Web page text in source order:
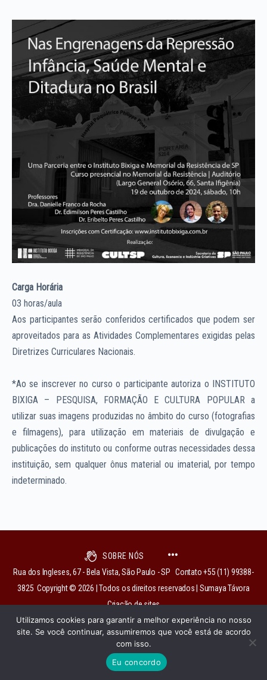
Carga Horária
03 horas/aula
Aos participantes serão conferidos certificados que podem ser
aproveitados para as Atividades Complementares exigidas pelas
Diretrizes Curriculares Nacionais.
*Ao se inscrever no curso o participante autoriza o INSTITUTO
BIXIGA – PESQUISA, FORMAÇÃO E CULTURA POPULAR a
utilizar suas imagens produzidas no âmbito do curso (fotografias
e filmagens), para utilização em materiais de divulgação e
publicações do instituto ou conforme outras necessidades dessa
instituição, sem qualquer ônus material ou imaterial, por tempo
indeterminado.
SOBRE NÓS
Rua dos Ingleses, 67 - Bela Vista, São Paulo - SP Contato +55 (11) 99388-
3825 Copyright © 2026 | Todos os direitos reservados | Sumaya Távora
Criação de sites
institutobixiga@gmail.com
Utilizamos cookies para garantir a melhor experiência no nosso
site. Se você continuar, assumiremos que você está de acordo
com isso.
Eu concordo